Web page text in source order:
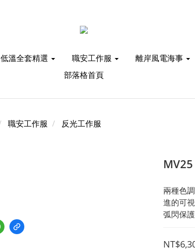
低溫全套精選 職安工作服 離岸風電海事
部落格首頁
職安工作服 反光工作服
兩種色
進的可
弧閃保